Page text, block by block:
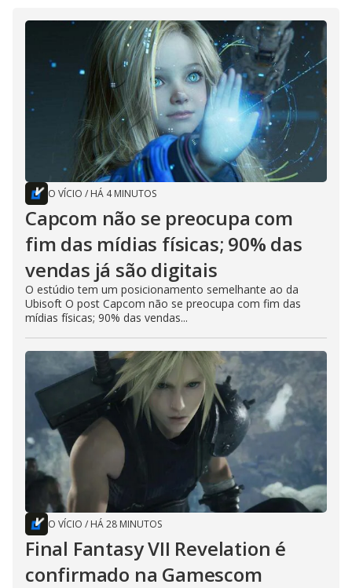
O VÍCIO / HÁ 4 MINUTOS
Capcom não se preocupa com
fim das mídias físicas; 90% das
vendas já são digitais
O estúdio tem um posicionamento semelhante ao da
Ubisoft O post Capcom não se preocupa com fim das
mídias físicas; 90% das vendas...
O VÍCIO / HÁ 28 MINUTOS
Final Fantasy VII Revelation é
confirmado na Gamescom